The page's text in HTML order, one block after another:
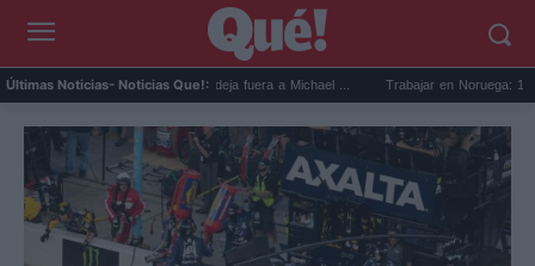
Últimas Noticias- Noticias Que!:
Booker mejor quinteto: deja fuera a Michael ... Trabajar en Noruega: 13.000